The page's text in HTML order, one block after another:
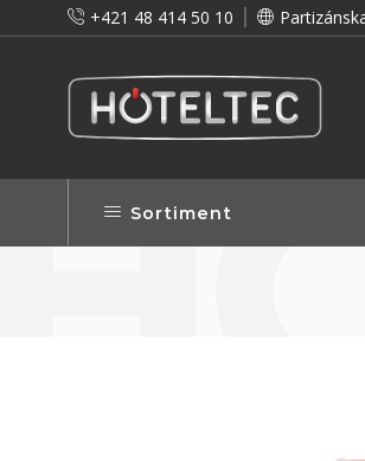
+421 48 414 50 10
a preto vám prinášame vernostné zľavy!
Sortiment